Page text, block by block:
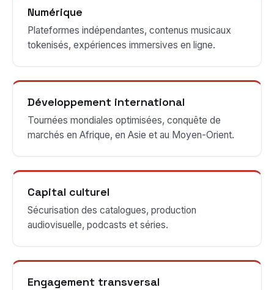
Numérique
Plateformes indépendantes, contenus musicaux
tokenisés, expériences immersives en ligne.
Développement international
Tournées mondiales optimisées, conquête de
marchés en Afrique, en Asie et au Moyen-Orient.
Capital culturel
Sécurisation des catalogues, production
audiovisuelle, podcasts et séries.
Engagement transversal